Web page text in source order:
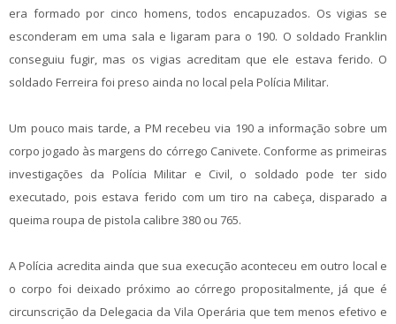
era formado por cinco homens, todos encapuzados. Os vigias se
esconderam em uma sala e ligaram para o 190. O soldado Franklin
conseguiu fugir, mas os vigias acreditam que ele estava ferido. O
soldado Ferreira foi preso ainda no local pela Polícia Militar.
Um pouco mais tarde, a PM recebeu via 190 a informação sobre um
corpo jogado às margens do córrego Canivete. Conforme as primeiras
investigações da Polícia Militar e Civil, o soldado pode ter sido
executado, pois estava ferido com um tiro na cabeça, disparado a
queima roupa de pistola calibre 380 ou 765.
A Polícia acredita ainda que sua execução aconteceu em outro local e
o corpo foi deixado próximo ao córrego propositalmente, já que é
circunscrição da Delegacia da Vila Operária que tem menos efetivo e